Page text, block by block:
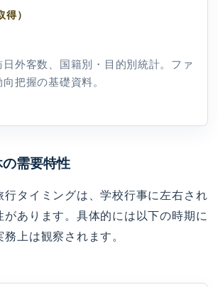
得）
日外客数、国籍別・目的別統計。ファ
把握の基礎資料。
需要特性
行タイミングは、学校行事に左右され
があります。具体的には以下の時期に
上は観察されます。